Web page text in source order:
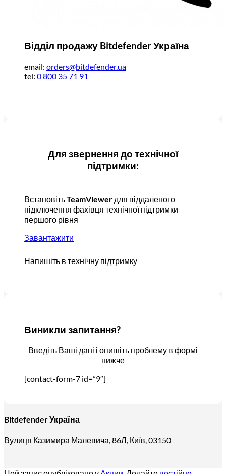
Відділ продажу Bitdefender Україна
email: orders@bitdefender.ua
tel: 0 800 35 71 91
Для звернення до технічної
підтримки:
ВстановітьTeamViewer для віддаленого
підключення фахівця технічної підтримки
першого рівня
Завантажити
Напишіть в технічну підтримку
Виникли запитання?
Введіть Ваші дані і опишіть проблему в формі
нижче
[contact-form-7 id=”9″]
Bitdefender Україна
Вулиця Казимира Малевича, 86Л, Київ, 03150